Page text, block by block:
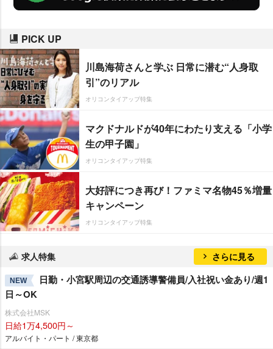
PICK UP
川島海荷さんと学ぶ 日常に潜む“人身取
引”のリアル
オリコンタイアップ特集
マクドナルドが40年にわたり支える「小学
生の甲子園」
オリコンタイアップ特集
大好評につき再び！ファミマ名物45％増量
キャンペーン
オリコンタイアップ特集
求人特集 さらに見る
NEW
日勤・小宮駅周辺の交通誘導警備員/入社祝い金あり/週1
日～OK
株式会社MSK
日給1万4,500円～
アルバイト・パート / 東京都